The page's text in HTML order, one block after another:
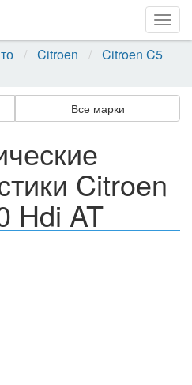
Citroen
Citroen C5
Все марки
Citroen
Hdi AT